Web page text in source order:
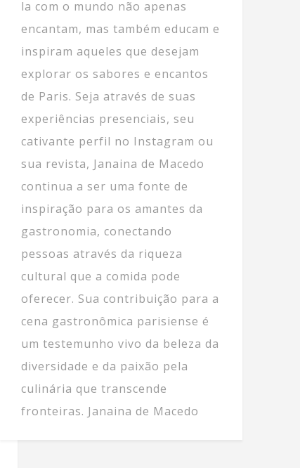
la com o mundo não apenas
encantam, mas também educam e
inspiram aqueles que desejam
explorar os sabores e encantos
de Paris. Seja através de suas
experiências presenciais, seu
cativante perfil no Instagram ou
sua revista, Janaina de Macedo
continua a ser uma fonte de
inspiração para os amantes da
gastronomia, conectando
pessoas através da riqueza
cultural que a comida pode
oferecer. Sua contribuição para a
cena gastronômica parisiense é
um testemunho vivo da beleza da
diversidade e da paixão pela
culinária que transcende
fronteiras. Janaina de Macedo